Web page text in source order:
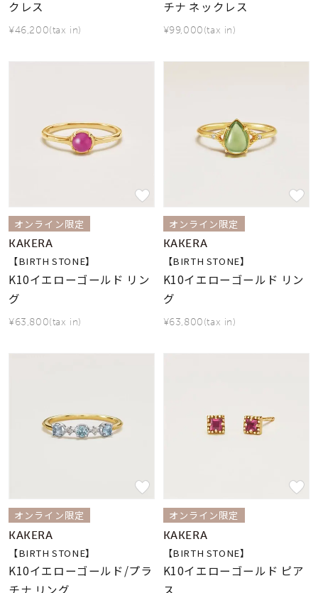
クレス
¥46,200(tax in)
チナ ネックレス
¥99,000(tax in)
オンライン限定
KAKERA
【BIRTH STONE】
K10イエローゴールド リン
グ
¥63,800(tax in)
オンライン限定
KAKERA
【BIRTH STONE】
K10イエローゴールド リン
グ
¥63,800(tax in)
オンライン限定
KAKERA
【BIRTH STONE】
K10イエローゴールド/プラ
チナ リング
オンライン限定
KAKERA
【BIRTH STONE】
K10イエローゴールド ピア
ス